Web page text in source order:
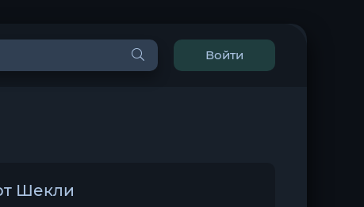
Войти
Шекли